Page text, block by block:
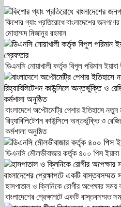
কিশোর গ্যাং প্রতিরোধে বাংলাদেশের
মোহাম্মদ মিজানুর রহমান
ডিএনসি নোয়াখালী কর্তৃক বিপুল পরিমান
বাংলাদেশে অপ্টোমেট্রি পেশার ইতিহাসে
রিহ্যাবিলিটেশন কাউন্সিলে অন্তর্ভুক্তি ও
কর্মশালা অনুষ্ঠিত
ডিএনসি মৌলভীবাজার কর্তৃক ৪০০ পিস ইয়াবা
হাসপাতাল ও ক্লিনিকে রোগীর অপেক্ষার সময়
বাংলাদেশের প্রেক্ষাপটে একটি বাস্তবসম্মত